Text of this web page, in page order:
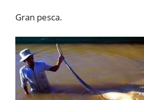
Gran pesca.